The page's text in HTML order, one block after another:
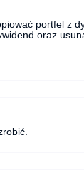
portfel z
oraz